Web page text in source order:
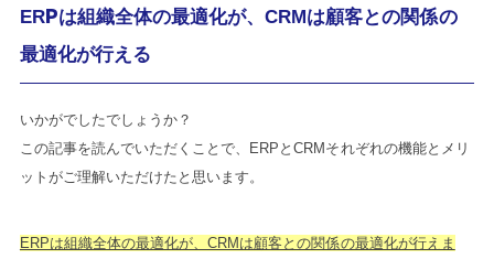
ERPは組織全体の最適化が、CRMは顧客との関係の
最適化が行える
いかがでしたでしょうか？
この記事を読んでいただくことで、ERPとCRMそれぞれの機能とメリ
ットがご理解いただけたと思います。
ERPは組織全体の最適化が、CRMは顧客との関係の最適化が行えま